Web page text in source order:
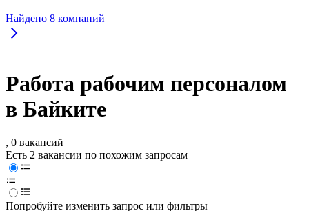
Найдено 8 компаний
Работа рабочим персоналом
в Байките
, 0 вакансий
Есть 2 вакансии по похожим запросам
Попробуйте изменить запрос или фильтры